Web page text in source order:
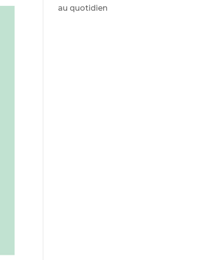
au quotidien